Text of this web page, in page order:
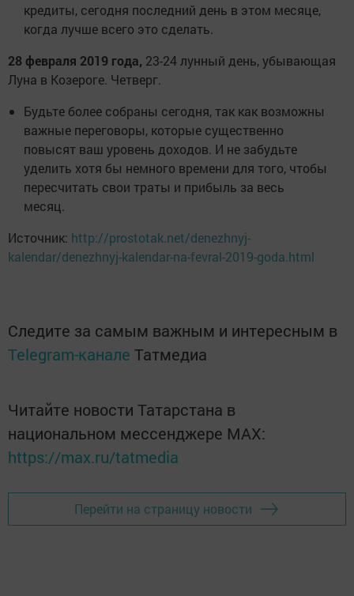
кредиты, сегодня последний день в этом месяце,
когда лучше всего это сделать.
28 февраля 2019 года, 23-24 лунный день, убывающая
Луна в Козероге. Четверг.
Будьте более собраны сегодня, так как возможны
важные переговоры, которые существенно
повысят ваш уровень доходов. И не забудьте
уделить хотя бы немного времени для того, чтобы
пересчитать свои траты и прибыль за весь
месяц.
Источник: http://prostotak.net/denezhnyj-
kalendar/denezhnyj-kalendar-na-fevral-2019-goda.html
Следите за самым важным и интересным в
Telegram-канале Татмедиа
Читайте новости Татарстана в
национальном мессенджере MАХ:
https://max.ru/tatmedia
Перейти на страницу новости